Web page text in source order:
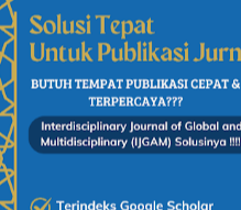
NEWS